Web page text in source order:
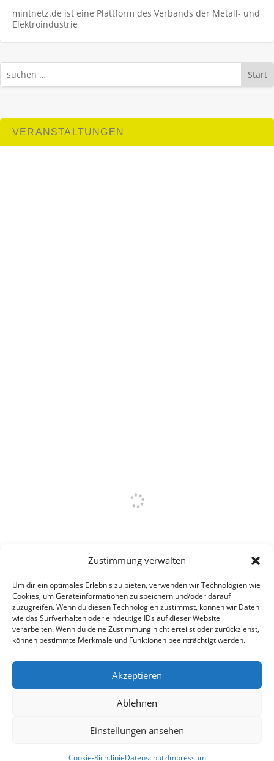
Zustimmung verwalten
Um dir ein optimales Erlebnis zu bieten, verwenden wir Technologien wie
Cookies, um Geräteinformationen zu speichern und/oder darauf
zuzugreifen. Wenn du diesen Technologien zustimmst, können wir Daten
wie das Surfverhalten oder eindeutige IDs auf dieser Website
verarbeiten. Wenn du deine Zustimmung nicht erteilst oder zurückziehst,
können bestimmte Merkmale und Funktionen beeinträchtigt werden.
Akzeptieren
Ablehnen
Einstellungen ansehen
Cookie-RichtlinieDatenschutzImpressum
mintnetz.de ist eine Plattform des Verbands der Metall- und
Elektroindustrie
Start
VERANSTALTUNGEN